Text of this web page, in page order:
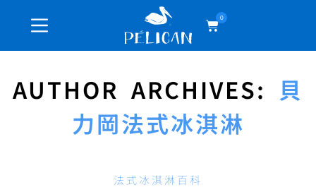
0
AUTHOR ARCHIVES:
貝
力岡法式冰淇淋
法式冰淇淋百科